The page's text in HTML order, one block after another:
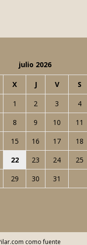
julio 2026
X J V S
1 2 3 4
8 9 10 11
15 16 17 18
22 23 24 25
29 30
31
como fuente